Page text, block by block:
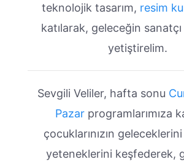
teknolojik tasarım, resim
katılarak, geleceğin sanatçı
yetiştirelim.
Sevgili Veliler, hafta sonu
Pazar programlarımıza
çocuklarınızın
yeteneklerini keşfederek,